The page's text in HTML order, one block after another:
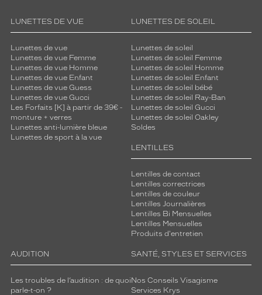
LUNETTES DE VUE
Lunettes de vue
Lunettes de vue Femme
Lunettes de vue Homme
Lunettes de vue Enfant
Lunettes de vue Guess
Lunettes de vue Gucci
Les Forfaits [K] à partir de 39€ -
monture + verres
Lunettes anti-lumière bleue
Lunettes de sport à la vue
LUNETTES DE SOLEIL
Lunettes de soleil
Lunettes de soleil Femme
Lunettes de soleil Homme
Lunettes de soleil Enfant
Lunettes de soleil bébé
Lunettes de soleil Ray-Ban
Lunettes de soleil Gucci
Lunettes de soleil Oakley
Soldes
LENTILLES
Lentilles de contact
Lentilles correctrices
Lentilles de couleur
Lentilles Journalières
Lentilles Bi Mensuelles
Lentilles Mensuelles
Produits d'entretien
AUDITION
Les troubles de l’audition : de quoi
parle-t-on ?
SANTÉ, STYLES ET SERVICES
Nos Conseils Visagisme
Services Krys